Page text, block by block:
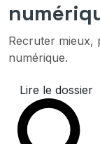
Recruter mieux,
numérique.
Lire le dossier